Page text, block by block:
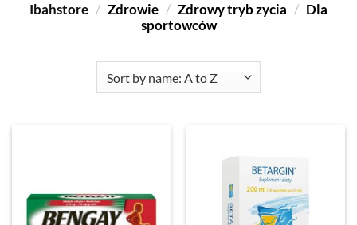
Ibahstore / Zdrowie / Zdrowy tryb zycia / Dla
sportowców